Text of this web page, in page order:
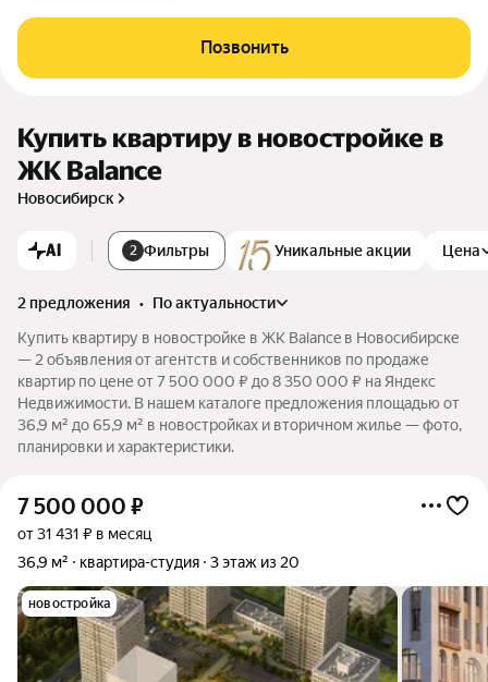
Позвонить
Купить квартиру в новостройке в
ЖК Balance
Новосибирск
AI 2 Фильтры Уникальные акции Цена
2 предложения •
по актуальности
Купить квартиру в новостройке в ЖК Balance в Новосибирске
— 2 объявления от агентств и собственников по продаже
квартир по цене от 7 500 000 ₽ до 8 350 000 ₽ на Яндекс
Недвижимости. В нашем каталоге предложения площадью от
36,9 м² до 65,9 м² в новостройках и вторичном жилье — фото,
планировки и характеристики.
7 500 000 ₽
от 31 431 ₽ в месяц
36,9 м²
квартира-студия 3 этаж из 20
новостройка